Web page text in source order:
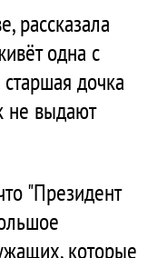
рассказала
одна с
дочка
не выдают
"Президент
которые